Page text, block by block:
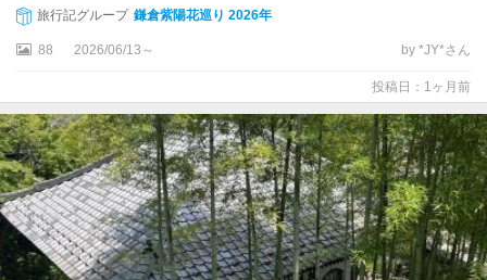
・
木
丹
沢
小
田
原
・
真
旅行記グループ 鎌倉紫陽花巡り 2026年
88 2026/06/13～ by *JY*さん
投稿日：1ヶ月前